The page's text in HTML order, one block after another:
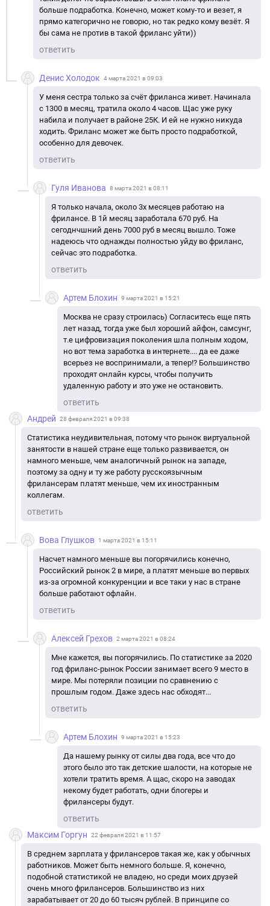
больше подработка. Конечно, может кому-то и везет, я
прямо категорично не говорю, но так редко кому везёт. Я
бы сама не против в такой фриланс уйти))
ответить
Денис Холодок 4 марта 2021 в 09:03
У меня сестра только за счёт фриланса живет. Начинала
с 1300 в месяц, тратила около 4 часов. Щас уже руку
набила и получает в районе 25К. И ей не нужно никуда
ходить. Фриланс может же быть просто подработкой,
особенно для девочек.
ответить
Гуля Иванова 8 марта 2021 в 08:11
Я только начала, около 3х месяцев работаю на
фрилансе. В 1й месяц заработала 670 руб. На
сегоднчшний день 7000 руб в месяц вышло. Тоже
надеюсь что однажды полностью уйду во фриланс,
сейчас это подработка.
ответить
Артем Блохин 9 марта 2021 в 15:21
Москва не сразу строилась) Согласитесь еще пять
лет назад, тогда уже был хороший айфон, самсунг,
т.е цифровизация поколения шла полным ходом,
но вот тема заработка в интернете.... да ее даже
всерьез не воспринимали, а тепер!? Большинство
проходят онлайн курсы, чтобы получить
удаленную работу и это уже не остановить.
ответить
Андрей
28 февраля 2021 в 09:38
Статистика неудивительная, потому что рынок виртуальной
занятости в нашей стране еще только развивается, он
намного меньше, чем аналогичный рынок на западе,
поэтому за одну и ту же работу русскоязычным
фрилансерам платят меньше, чем их иностранным
коллегам.
ответить
Вова Глушков 1 марта 2021 в 15:11
Насчет намного меньше вы погорячились конечно,
Российский рынок 2 в мире, а платят меньше во первых
из-за огромной конкуренции и все таки у нас в стране
больше работают офлайн.
ответить
Алексей Грехов 2 марта 2021 в 08:24
Мне кажется, вы погорячились. По статистике за 2020
год фриланс-рынок России занимает всего 9 место в
мире. Мы потеряли позиции по сравнению с
прошлым годом. Даже здесь нас обходят...
ответить
Артем Блохин 9 марта 2021 в 15:23
Да нашему рынку от силы два года, все что до
этого было это так детские шалости, на которые не
хотели тратить время. А щас, скоро на заводах
некому будет работать, одни блогеры и
фрилансеры будут.
ответить
Максим Горгун
22 февраля 2021 в 11:57
В среднем зарплата у фрилансеров такая же, как у обычных
работников. Может быть немного больше. Я, конечно,
подобной статистикой не владею, но среди моих друзей
очень много фрилансеров. Большинство из них
зарабатывает от 20 до 60 тысяч рублей. В принципе со